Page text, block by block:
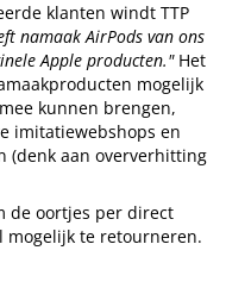
klanten windt TTP
namaak AirPods van ons
Apple producten."Het
mogelijk
kunnen brengen,
imitatiewebshops en
(denk aan oververhitting
de oortjes per direct
mogelijk te retourneren.